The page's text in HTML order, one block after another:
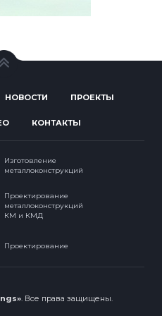
НОВОСТИ ПРОЕКТЫ
КОНТАКТЫ
Изготовление
металлоконструкций
Проектирование
металлоконструкций
КМ и КМД
Проектирование
.Все права защищены.